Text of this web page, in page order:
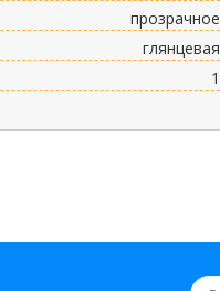
прозрачное
глянцевая
1